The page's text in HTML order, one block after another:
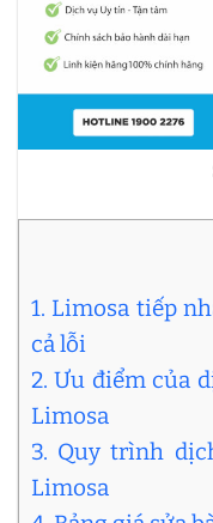
1. Limosa tiếp
cả lỗi
2. Ưu điểm của
Limosa
3. Quy trình
Limosa